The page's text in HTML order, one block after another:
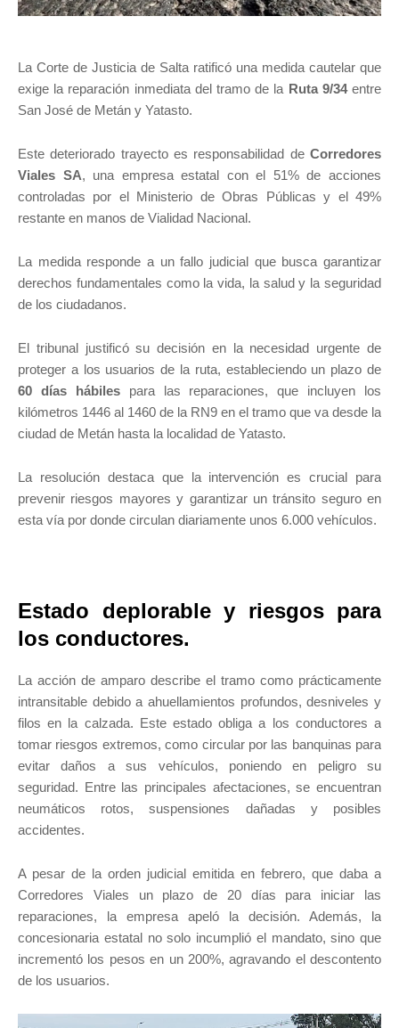
La Corte de Justicia de Salta ratificó una medida cautelar que
exige la reparación inmediata del tramo de la Ruta 9/34entre
San José de Metán y Yatasto.
Este deteriorado trayecto es responsabilidad de Corredores
Viales SA, una empresa estatal con el 51% de acciones
controladas por el Ministerio de Obras Públicas y el 49%
restante en manos de Vialidad Nacional.
La medida responde a un fallo judicial que busca garantizar
derechos fundamentales como la vida, la salud y la seguridad
de los ciudadanos.
El tribunal justificó su decisión en la necesidad urgente de
proteger a los usuarios de la ruta, estableciendo un plazo de
60 días hábilespara las reparaciones, que incluyen los
kilómetros 1446 al 1460 de la RN9 en el tramo que va desde la
ciudad de Metán hasta la localidad de Yatasto.
La resolución destaca que la intervención es crucial para
prevenir riesgos mayores y garantizar un tránsito seguro en
esta vía por donde circulan diariamente unos 6.000 vehículos.
Estado deplorable y riesgos para
los conductores.
La acción de amparo describe el tramo como prácticamente
intransitable debido a ahuellamientos profundos, desniveles y
filos en la calzada. Este estado obliga a los conductores a
tomar riesgos extremos, como circular por las banquinas para
evitar daños a sus vehículos, poniendo en peligro su
seguridad. Entre las principales afectaciones, se encuentran
neumáticos rotos, suspensiones dañadas y posibles
accidentes.
A pesar de la orden judicial emitida en febrero, que daba a
Corredores Viales un plazo de 20 días para iniciar las
reparaciones, la empresa apeló la decisión. Además, la
concesionaria estatal no solo incumplió el mandato, sino que
incrementó los pesos en un 200%, agravando el descontento
de los usuarios.